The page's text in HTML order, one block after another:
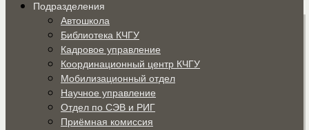
Подразделения
Автошкола
Библиотека КЧГУ
Кадровое управление
Координационный центр КЧГУ
Мобилизационный отдел
Научное управление
Отдел по СЭВ и РИГ
Приёмная комиссия